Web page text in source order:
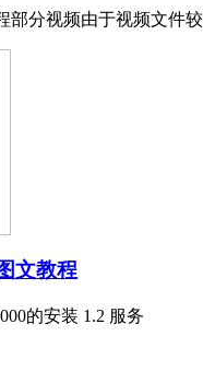
部分视频由于视频文件
文教程
的安装 1.2 服务